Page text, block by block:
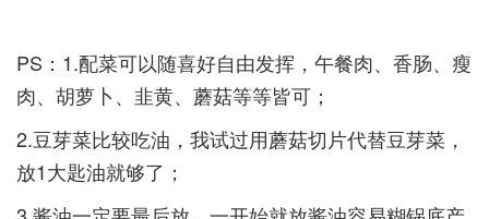
PS：1.配菜可以随喜好自由发挥，午餐肉、香肠、瘦
肉、胡萝卜、韭黄、蘑菇等等皆可；­
2.豆芽菜比较吃油，我试过用蘑菇切片代替豆芽菜，
放1大匙油就够了；­